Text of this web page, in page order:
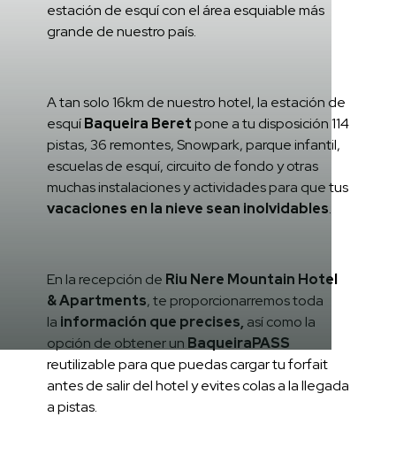
estación de esquí con el área esquiable más
grande de nuestro país.
A tan solo 16km de nuestro hotel, la estación de
esquíBaqueira Beretpone a tu disposición 114
pistas, 36 remontes, Snowpark, parque infantil,
escuelas de esquí, circuito de fondo y otras
muchas instalaciones y actividades para que tus
vacaciones en la nieve sean inolvidables.
En la recepción de Riu Nere Mountain Hotel
& Apartments, te proporcionarremos toda
la información que precises, así como la
opción de obtener un BaqueiraPASS
reutilizable para que puedas cargar tu forfait
antes de salir del hotel y evites colas a la llegada
a pistas.